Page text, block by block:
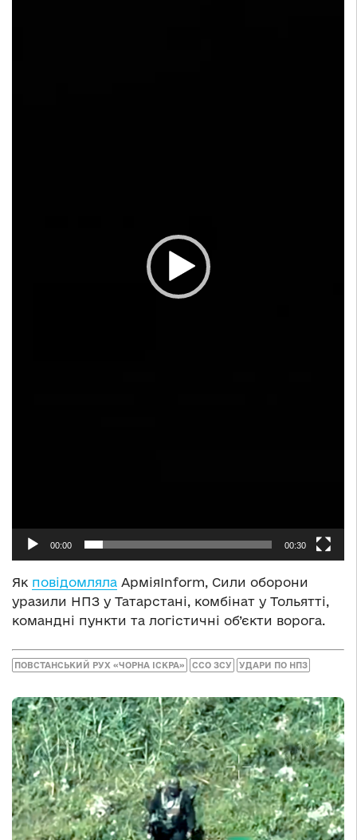
00:00 00:30
Як повідомляла АрміяInform, Сили оборони
уразили НПЗ у Татарстані, комбінат у Тольятті,
командні пункти та логістичні об’єкти ворога.
ПОВСТАНСЬКИЙ РУХ «ЧОРНА ІСКРА» ССО ЗСУ УДАРИ ПО НПЗ